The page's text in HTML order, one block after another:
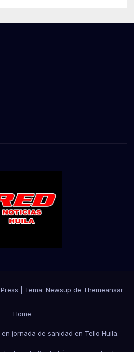
Tema: Newsup de Themeansar
Home
jornada de sanidad en Tello Huila.